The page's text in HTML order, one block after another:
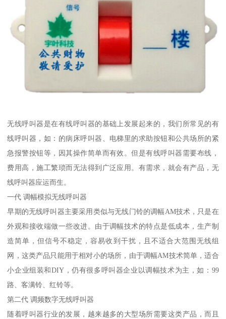
无线呼叫器是在有线呼叫器的基础上发展起来的，我们所常见的有
线呼叫器，如：的病床呼叫器、电梯里的求助按钮和公共场所的紧
急报警按钮等，因其操作简单而有效。但是有线呼叫器需要布线，
费用高，施工繁琐而无法得到广泛应用。有需求，就会有产品，无
线呼叫器应运而生。
一代 调幅模拟无线呼叫器
早期的无线呼叫器主要采用类似与无线门铃的调幅AM技术，只是在
外观和接收端做一些改进。由于调幅技术的特点是低成本，生产制
造简单，但信号不稳定，容易收到干扰，且不适合大范围无线组
网，这类产品只能用于相对小的场所，由于调幅AM技术简单，适合
小企业组装和DIY，仍有很多呼叫器企业以调幅技术为主，如：99
路、客满铃、红铃等。
第二代 调频数字无线呼叫器
随着呼叫器行业的发展，越来越多的大型场所需要这类产品，而且